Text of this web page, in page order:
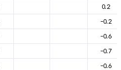
0.2
-0.2
-0.6
-0.7
-0.6